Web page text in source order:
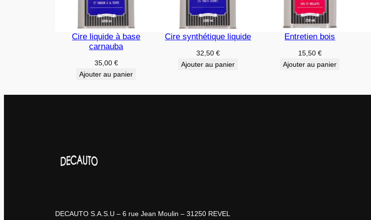
Cire liquide à base
carnauba
35,00 €
Ajouter au panier
Cire synthétique liquide
32,50 €
Ajouter au panier
Entretien bois
15,50 €
Ajouter au panier
DECAUTO S.A.S.U – 6 rue Jean Moulin – 31250 REVEL